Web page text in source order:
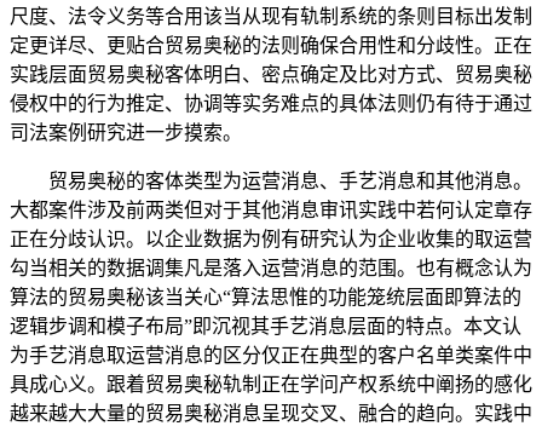
尺度、法令义务等合用该当从现有轨制系统的条则目标出发制
定更详尽、更贴合贸易奥秘的法则确保合用性和分歧性。正在
实践层面贸易奥秘客体明白、密点确定及比对方式、贸易奥秘
侵权中的行为推定、协调等实务难点的具体法则仍有待于通过
司法案例研究进一步摸索。
贸易奥秘的客体类型为运营消息、手艺消息和其他消息。
大都案件涉及前两类但对于其他消息审讯实践中若何认定章存
正在分歧认识。以企业数据为例有研究认为企业收集的取运营
勾当相关的数据调集凡是落入运营消息的范围。也有概念认为
算法的贸易奥秘该当关心“算法思惟的功能笼统层面即算法的
逻辑步调和模子布局”即沉视其手艺消息层面的特点。本文认
为手艺消息取运营消息的区分仅正在典型的客户名单类案件中
具成心义。跟着贸易奥秘轨制正在学问产权系统中阐扬的感化
越来越大大量的贸易奥秘消息呈现交叉、融合的趋向。实践中